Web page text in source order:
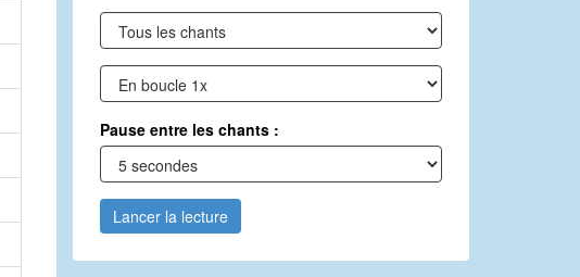
Pause entre les chants :
Lancer la lecture